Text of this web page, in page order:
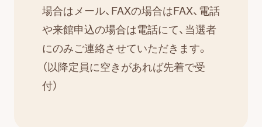
場合はメール、FAXの場合はFAX、電話
や来館申込の場合は電話にて、当選者
にのみご連絡させていただきます。
（以降定員に空きがあれば先着で受
付）